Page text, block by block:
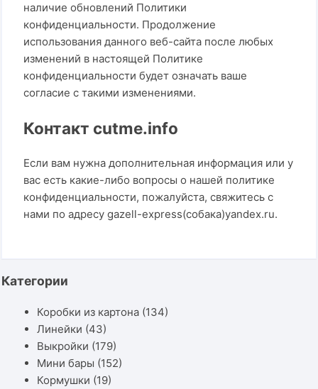
наличие обновлений Политики
конфиденциальности. Продолжение
использования данного веб-сайта после любых
изменений в настоящей Политике
конфиденциальности будет означать ваше
согласие с такими изменениями.
Контакт cutme.info
Если вам нужна дополнительная информация или у
вас есть какие-либо вопросы о нашей политике
конфиденциальности, пожалуйста, свяжитесь с
нами по адресу gazell-express(собака)yandex.ru.
Категории
Коробки из картона (134)
Линейки (43)
Выкройки (179)
Мини бары (152)
Кормушки (19)